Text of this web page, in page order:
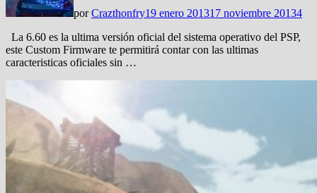
porCrazthonfry19 enero 201317 noviembre 20134
La 6.60 es la ultima versión oficial del sistema operativo del PSP,
este Custom Firmware te permitirá contar con las ultimas
caracteristicas oficiales sin …